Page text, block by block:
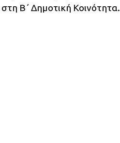
Β΄ Δημοτική Κοινότητα.